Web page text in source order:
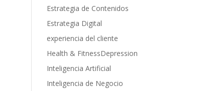
Estrategia de Contenidos
Estrategia Digital
experiencia del cliente
Health & FitnessDepression
Inteligencia Artificial
Inteligencia de Negocio